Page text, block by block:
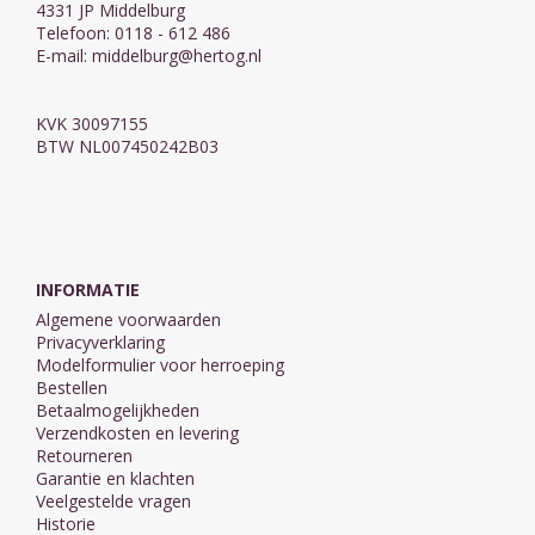
4331 JP Middelburg
Telefoon: 0118 - 612 486
E-mail: middelburg@hertog.nl
KVK 30097155
BTW NL007450242B03
INFORMATIE
Algemene voorwaarden
Privacyverklaring
Modelformulier voor herroeping
Bestellen
Betaalmogelijkheden
Verzendkosten en levering
Retourneren
Garantie en klachten
Veelgestelde vragen
Historie